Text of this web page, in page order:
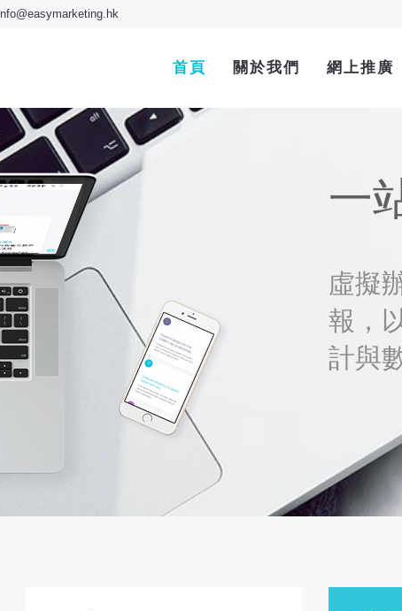
首頁 關於我們 網上推廣
一
虛擬
報，
計與